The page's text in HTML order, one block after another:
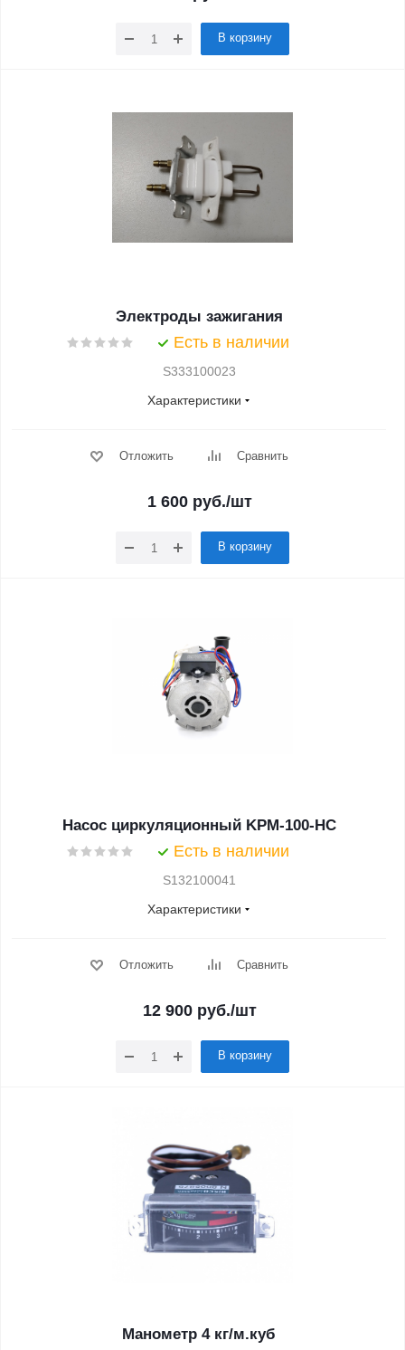
В корзину
Электроды зажигания
Есть в наличии
S333100023
Характеристики
Отложить Сравнить
1 600руб./шт
В корзину
Насос циркуляционный KPM-100-HC
Есть в наличии
S132100041
Характеристики
Отложить Сравнить
12 900руб./шт
В корзину
Манометр 4 кг/м.куб